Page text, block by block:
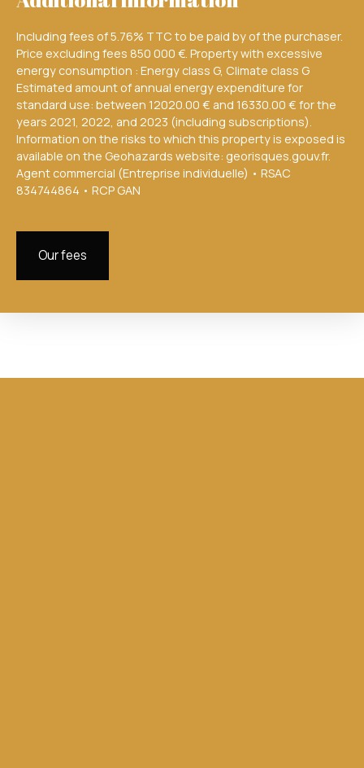
Including fees of 5.76% TTC to be paid by of the purchaser.
Price excluding fees 850 000 €. Property with excessive
energy consumption : Energy class G, Climate class G
Estimated amount of annual energy expenditure for
standard use: between 12020.00 € and 16330.00 € for the
years 2021, 2022, and 2023 (including subscriptions).
Information on the risks to which this property is exposed is
available on the Geohazards website: georisques.gouv.fr.
Agent commercial (Entreprise individuelle) • RSAC
834744864 • RCP GAN
Our fees